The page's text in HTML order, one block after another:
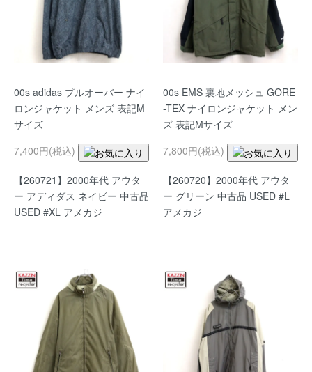
00s adidas プルオーバー ナイ
ロンジャケット メンズ 表記M
サイズ
7,400円(税込)
【260721】2000年代 アウタ
ー アディダス ネイビー 中古品
USED #XL アメカジ
00s EMS 裏地メッシュ GORE
-TEX ナイロンジャケット メン
ズ 表記Mサイズ
7,800円(税込)
【260720】2000年代 アウタ
ー グリーン 中古品 USED #L
アメカジ